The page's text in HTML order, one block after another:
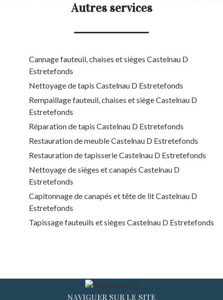
Autres services
Cannage fauteuil, chaises et sièges Castelnau D
Estretefonds
Nettoyage de tapis Castelnau D Estretefonds
Rempaillage fauteuil, chaises et siège Castelnau D
Estretefonds
Réparation de tapis Castelnau D Estretefonds
Restauration de meuble Castelnau D Estretefonds
Restauration de tapisserie Castelnau D Estretefonds
Nettoyage de sièges et canapés Castelnau D
Estretefonds
Capitonnage de canapés et tête de lit Castelnau D
Estretefonds
Tapissage fauteuils et sièges Castelnau D Estretefonds
NAVIGUER SUR LE SITE